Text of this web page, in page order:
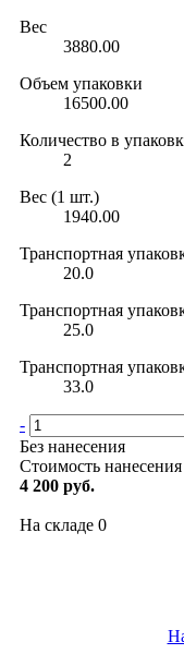
Вес
3880.00
Объем упаковки
16500.00
Количество в
2
Вес (1 шт.)
1940.00
Транспортная
20.0
Транспортная
25.0
Транспортная
33.0
-
Без нанесения
Стоимость
4 200 руб.
На складе 0